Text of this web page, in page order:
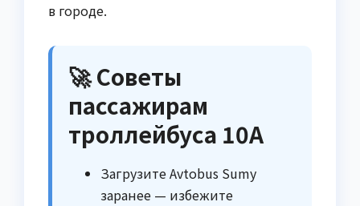
в городе.
🚀 Советы
пассажирам
троллейбуса 10А
Загрузите Avtobus Sumy
заранее — избежите